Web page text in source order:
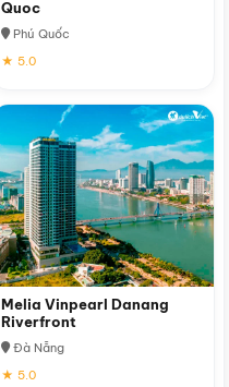
Quoc
Phú Quốc
★ 5.0
Melia Vinpearl Danang
Riverfront
Đà Nẵng
★ 5.0